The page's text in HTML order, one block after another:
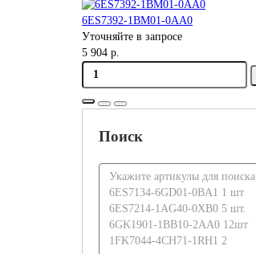
6ES7392-1BM01-0AA0
Уточняйте в запросе
5 904 р.
Поиск